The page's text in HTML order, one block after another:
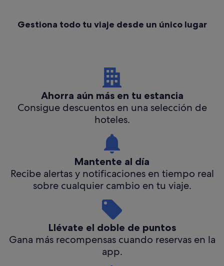
Gestiona todo tu viaje desde un único lugar
Ahorra aún más en tu estancia
Consigue descuentos en una selección de
hoteles.
Mantente al día
Recibe alertas y notificaciones en tiempo real
sobre cualquier cambio en tu viaje.
Llévate el doble de puntos
Gana más recompensas cuando reservas en la
app.